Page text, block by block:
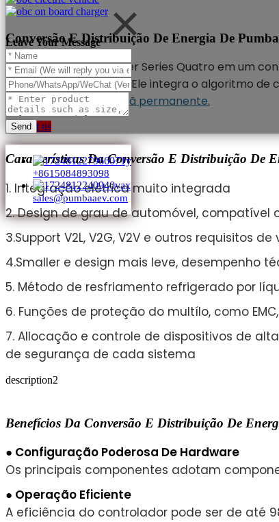
Leave Your Message
Send
+8615084893098
sales@pumbaaev.com
Conversão E Distribuição De Energia De
PPS500 4-in-1 Controller Series Quatro em um
bomba de ar e DC/DC. Ele integra o algoritmo
e Motor síncrono do ímã permanente.
Contact us
Características Da Conversão E Distribuição De
1. Integração elétrica muito integrada
2. Design de grau de automóvel, compatível
3.Support V2L, V2G, V2V e outros requisitos
4.Smaller e design mais leve, desempenho
5. Método de resfriamento refrigerado por
6. Funções de proteção do multílo, como
7. Allocação e controle de dispositivos de
de segurança de cada sistema
description2
Benefícios Da Conversão E Distribuição De
● Configuração Poderosa De Hardware
Os principais componentes adotam
● Operação Eficiente
A eficiência do controlador pode ser de até